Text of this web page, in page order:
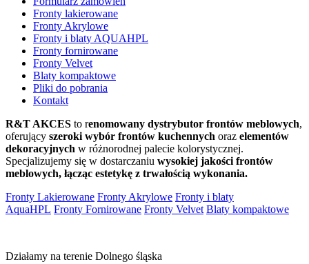
Fronty lakierowane
Fronty Akrylowe
Fronty i blaty AQUAHPL
Fronty fornirowane
Fronty Velvet
Blaty kompaktowe
Pliki do pobrania
Kontakt
R&T AKCES to renomowany dystrybutor frontów meblowych,
oferujący szeroki wybór frontów kuchennych oraz elementów
dekoracyjnych w różnorodnej palecie kolorystycznej.
Specjalizujemy się w dostarczaniu wysokiej jakości frontów
meblowych, łącząc estetykę z trwałością wykonania.
Fronty Lakierowane Fronty Akrylowe Fronty i blaty
AquaHPL Fronty Fornirowane Fronty Velvet Blaty kompaktowe
Działamy na terenie Dolnego śląska